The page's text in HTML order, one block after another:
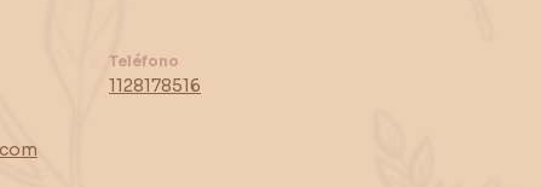
Teléfono
1128178516